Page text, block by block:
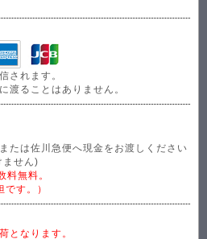
されます。
渡ることはありません。
たは佐川急便へ現金をお渡しください
せん)
料無料。
す。）
となります。